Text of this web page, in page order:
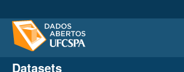
Datasets
Datasets